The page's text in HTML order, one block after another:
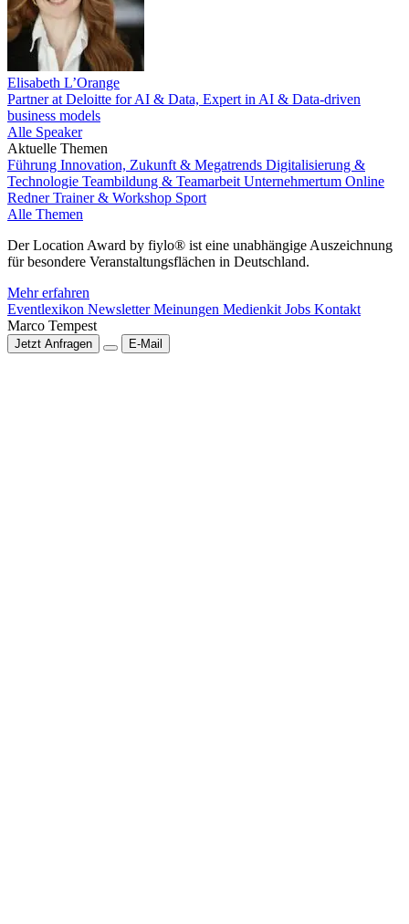
Elisabeth L’Orange
Partner at Deloitte for AI & Data, Expert in AI & Data-driven
business models
Alle Speaker
Aktuelle Themen
Führung Innovation, Zukunft & Megatrends Digitalisierung &
Technologie Teambildung & Teamarbeit Unternehmertum Online
RednerTrainer & Workshop Sport
Alle Themen
Der Location Award by fiylo® ist eine unabhängige Auszeichnung
für besondere Veranstaltungsflächen in Deutschland.
Mehr erfahren
Eventlexikon NewsletterMeinungen Medienkit Jobs Kontakt
Marco Tempest
Jetzt Anfragen E-Mail